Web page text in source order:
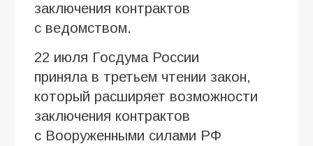
заключения контрактов
с ведомством.
22 июля Госдума России
приняла в третьем чтении закон,
который расширяет возможности
заключения контрактов
с Вооруженными силами РФ